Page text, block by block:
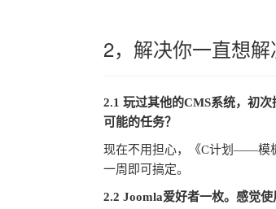
2，解决你一直想
2.1 玩过其他的CMS系统，初
可能的任务？
现在不用担心，《C计划——模
一周即可搞定。
2.2 Joomla爱好者一枚。感觉